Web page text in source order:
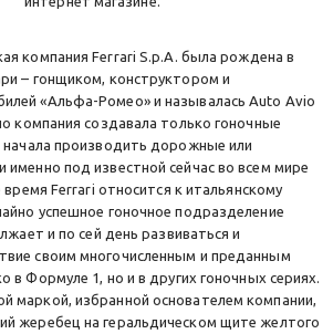
компания Ferrari S.p.A. была рождена в
– гонщиком, конструктором и
«Альфа-Ромео» и называлась Auto Avio
компания создавала только гоночные
производить дорожные или
именно под известной сейчас во всем мире
Ferrari относится к итальянскому
успешное гоночное подразделение
и по сей день развиваться и
своим многочисленным и преданным
в Формуле 1, но и в других гоночных сериях.
маркой, избранной основателем компании,
жеребец на геральдическом щите желтого